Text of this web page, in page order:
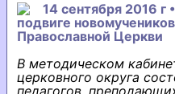
14 сентября 2016 г
подвиге
Православной Церкви
В методическом
церковного округа
педагогов,